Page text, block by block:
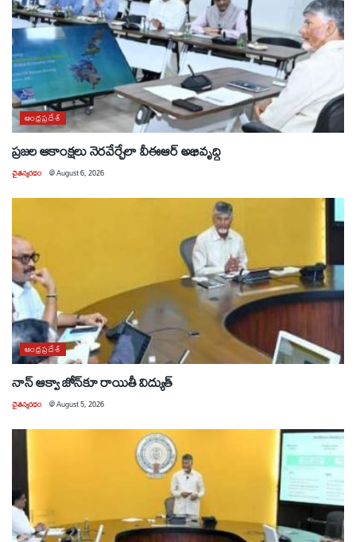
ఆంధ్రప్రదేశ్
ప్రజల ఆకాంక్షలు నెరవేర్చేలా వీఈఆర్ అభివృద్ధి
చైతన్యరధం @August 6, 2026
ఆంధ్రప్రదేశ్
నాన్ ఆక్వా జోన్‌కూ రాయితీ విద్యుత్
చైతన్యరధం @August 5, 2026